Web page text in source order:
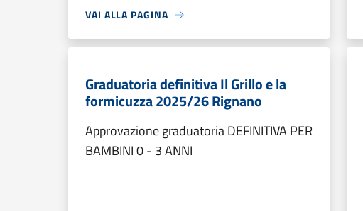
VAI ALLA PAGINA
Graduatoria definitiva Il Grillo e la
formicuzza 2025/26 Rignano
Approvazione graduatoria DEFINITIVA PER
BAMBINI 0 - 3 ANNI